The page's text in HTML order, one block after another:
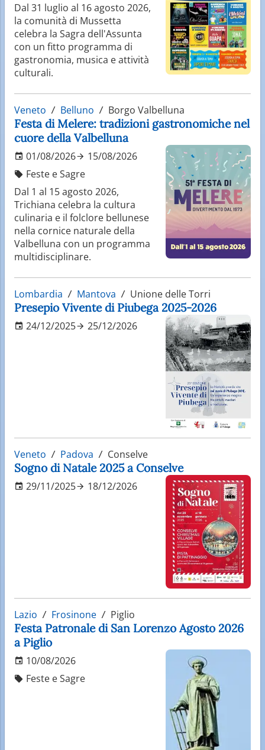
Dal 31 luglio al 16 agosto 2026,
la comunità di Mussetta
celebra la Sagra dell'Assunta
con un fitto programma di
gastronomia, musica e attività
culturali.
Veneto Belluno Borgo Valbelluna
Festa di Melere: tradizioni gastronomiche nel
cuore della Valbelluna
01/08/2026
15/08/2026
Feste e Sagre
Dal 1 al 15 agosto 2026,
Trichiana celebra la cultura
culinaria e il folclore bellunese
nella cornice naturale della
Valbelluna con un programma
multidisciplinare.
Lombardia Mantova Unione delle Torri
Presepio Vivente di Piubega 2025-2026
24/12/2025 25/12/2026
Veneto Padova Conselve
Sogno di Natale 2025 a Conselve
29/11/2025 18/12/2026
Lazio Frosinone Piglio
Festa Patronale di San Lorenzo Agosto 2026
a Piglio
10/08/2026
Feste e Sagre